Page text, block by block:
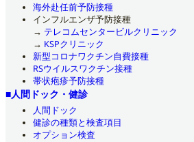
海外赴任前予防接種
インフルエンザ予防接種
→ テレコムセンタービルクリニック
→ KSPクリニック
新型コロナワクチン自費接種
RSウイルスワクチン接種
帯状疱疹予防接種
■人間ドック・健診
人間ドック
健診の種類と検査項目
オプション検査